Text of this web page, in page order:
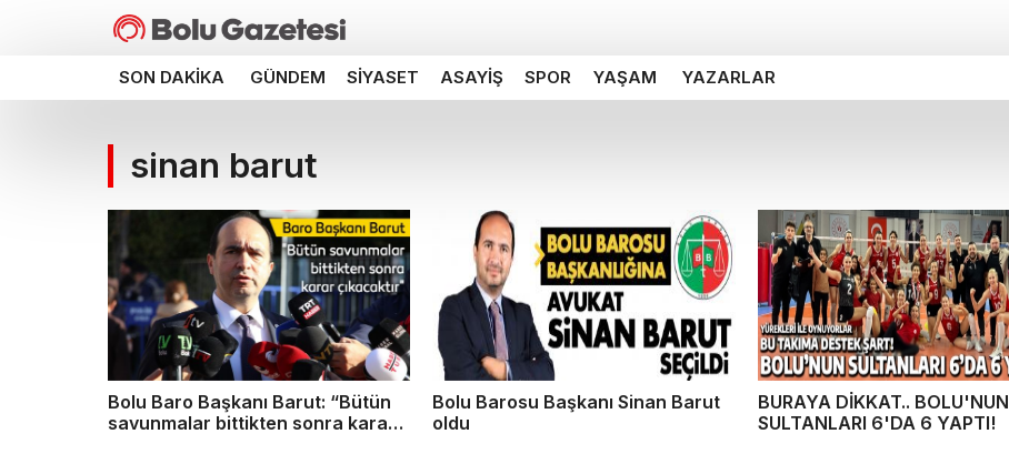
SON DAKIKA GÜNDEM SIYASET ASAYIŞ SPOR YAŞAM YAZARLAR
sinan barut
Bolu Baro Başkanı Barut: “Bütün
savunmalar bittikten sonra karar
Bolu Barosu Başkanı Sinan Barut
oldu
BURAYA DİKKAT.. BOLU'NUN
SULTANLARI 6'DA 6 YAPTI!